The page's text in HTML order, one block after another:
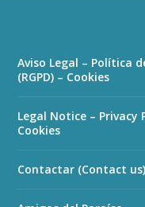
Aviso Legal – Política
(RGPD) – Cookies
Legal Notice – Privacy
Cookies
Contactar (Contact us)